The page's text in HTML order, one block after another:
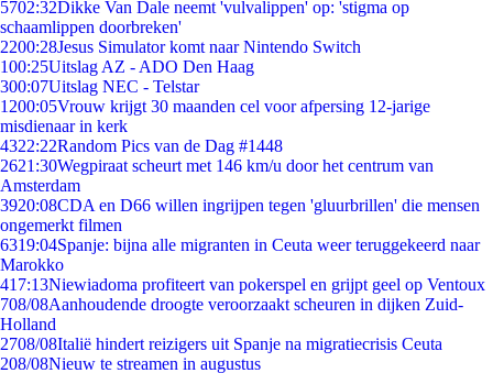
5702:32Dikke Van Dale neemt 'vulvalippen' op: 'stigma op
schaamlippen doorbreken'
2200:28Jesus Simulator komt naar Nintendo Switch
100:25Uitslag AZ - ADO Den Haag
300:07Uitslag NEC - Telstar
1200:05Vrouw krijgt 30 maanden cel voor afpersing 12-jarige
misdienaar in kerk
4322:22Random Pics van de Dag #1448
2621:30Wegpiraat scheurt met 146 km/u door het centrum van
Amsterdam
3920:08CDA en D66 willen ingrijpen tegen 'gluurbrillen' die mensen
ongemerkt filmen
6319:04Spanje: bijna alle migranten in Ceuta weer teruggekeerd naar
Marokko
417:13Niewiadoma profiteert van pokerspel en grijpt geel op Ventoux
708/08Aanhoudende droogte veroorzaakt scheuren in dijken Zuid-
Holland
2708/08Italië hindert reizigers uit Spanje na migratiecrisis Ceuta
208/08Nieuw te streamen in augustus